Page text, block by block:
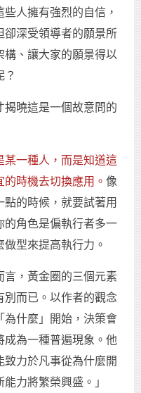
人擁有強烈的自信，
卻深受領導者的願景所
構、讓大家的願景得以
？
揭曉這是一個故意問的
某一種人，而是知道這
時機去切換應用。 像
的時候，就要試著用
的角色是偏執行者多一
型來提高執行力。
言，黃金圈的三個元素
別而已。以作者的觀念
為什麼」開始，決策會
成為一種普遍現象。他
力於凡事從為什麼開
力將繁榮興盛。」